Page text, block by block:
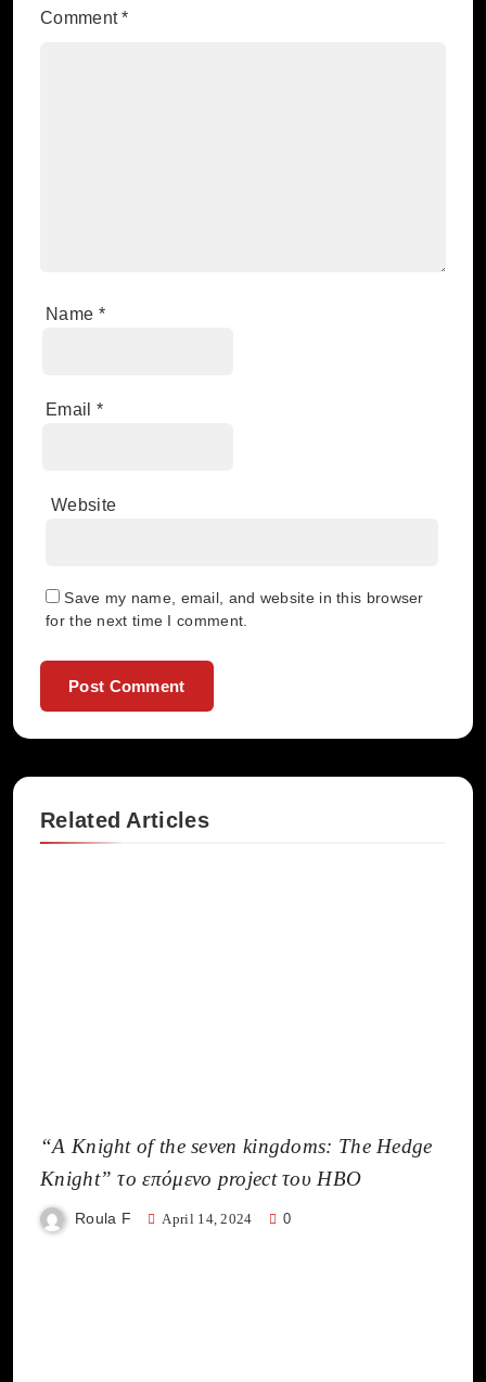
Comment*
Name *
Email *
Website
Save my name, email, and website in this browser
for the next time I comment.
Related Articles
“A Knight of the seven kingdoms: The Hedge
Knight” το επόμενο project του HBO
Roula F April 14, 2024 0